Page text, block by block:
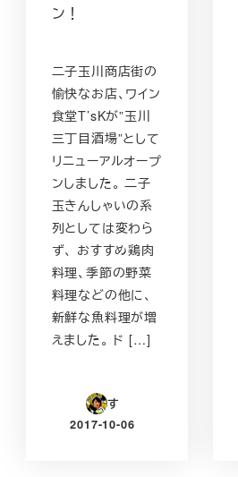
ン！
二子玉川商店街の
愉快なお店、ワイン
食堂T’sKが”玉川
三丁目酒場”として
リニューアルオープ
ンしました。 二子
玉きんしゃいの系
列としては変わら
ず、 おすすめ鶏肉
料理、季節の野菜
料理などの他に、
新鮮な魚料理が増
えました。 ド […]
す
投稿日
2017-10-06